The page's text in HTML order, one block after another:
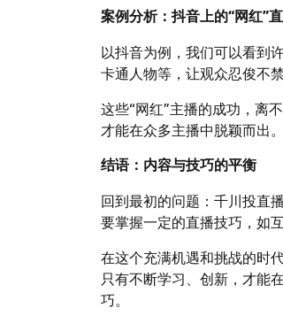
案例分析：抖音上的“网红”
以抖音为例，我们可以看到
卡通人物等，让观众忍俊不
这些“网红”主播的成功，离
才能在众多主播中脱颖而出。
结语：内容与技巧的平衡
回到最初的问题：千川投直
要掌握一定的直播技巧，如
在这个充满机遇和挑战的时
只有不断学习、创新，才能
巧。